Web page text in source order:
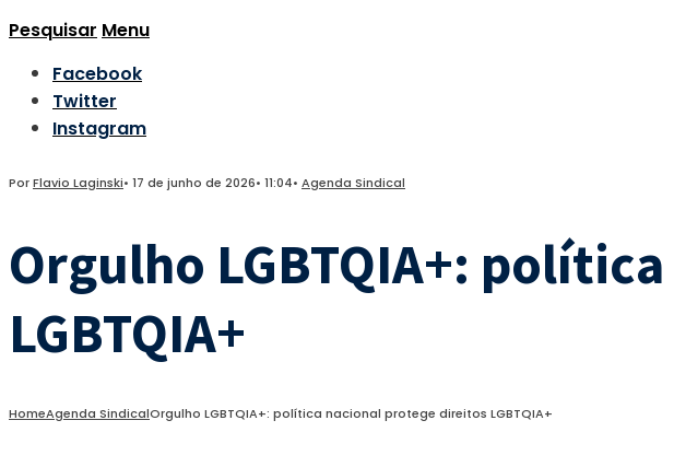
Pesquisar Menu
Facebook
Twitter
Instagram
PorFlavio Laginski• 17 de junho de 2026• 11:04• Agenda Sindical
Orgulho LGBTQIA+:
LGBTQIA+
HomeAgenda SindicalOrgulho LGBTQIA+: política nacional protege direitos LGBTQIA+